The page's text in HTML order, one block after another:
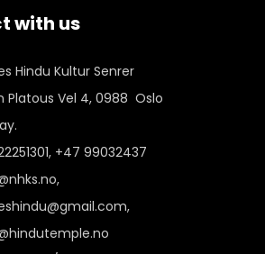
with us
Hindu Kultur Senrer
Platous Vel 4, 0988 Oslo
+47 99032437